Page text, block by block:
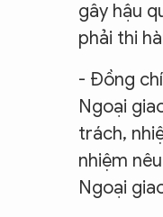
gây hậu
phải thi
- Đồng chí
Ngoại
trách,
nhiệm
Ngoại